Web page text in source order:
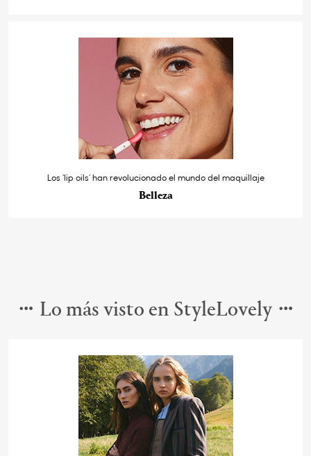
Los ‘lip oils’ han revolucionado el mundo del maquillaje
Belleza
Lo más visto en StyleLovely